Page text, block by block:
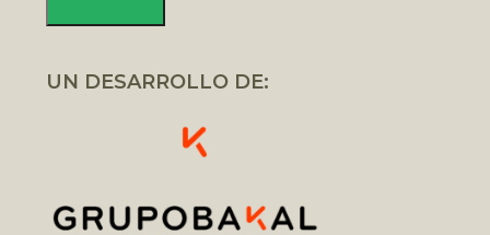
UN DESARROLLO DE: